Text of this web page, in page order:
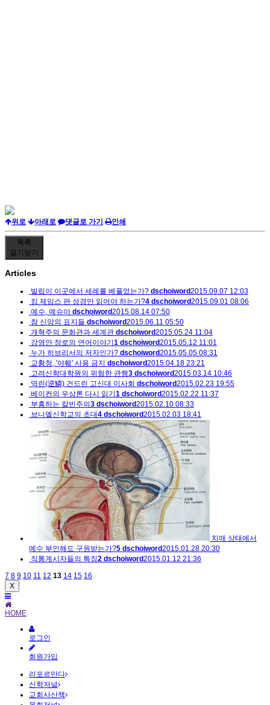
위로 아래로 댓글로 가기 인쇄
목록
열기 닫기
Articles
빌립이 이곳에서 세례를 베풀었는가? dschoiword2015.09.07 12:03
킹 제임스 판 성경만 읽어야 하는가?4 dschoiword2015.09.01 08:06
예수, 예슈아 dschoiword2015.08.14 07:50
참 신앙의 표지들 dschoiword2015.06.11 05:50
개혁주의 문화관과 세계관 dschoiword2015.05.24 11:04
강영안 장로의 연어이야기 1 dschoiword2015.05.12 11:01
누가 히브리서의 저자인가? dschoiword2015.05.05 08:31
교황청, '야훼' 사용 금지 dschoiword2015.04.18 23:21
고려신학대학원의 위험한 관행3 dschoiword2015.03.14 10:46
역린(逆鱗) 건드린 고신대 이사회 dschoiword2015.02.23 19:55
베이컨의 우상론 다시 읽기 1 dschoiword2015.02.22 11:37
부흥하는 칼빈주의 3 dschoiword2015.02.10 08:33
브니엘신학교의 초대4 dschoiword2015.02.03 18:41
치매 상태에서
예수 부인해도 구원받는가?5 dschoiword2015.01.28 20:30
직통계시자들의 특징2 dschoiword2015.01.12 21:36
7 8 9 10 11 12 13 14 15 16
X
HOME
로그인
회원가입
리포르만다
신학저널
교회사산책